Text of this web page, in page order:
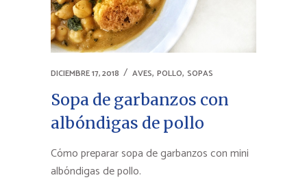
DICIEMBRE 17, 2018 AVES, POLLO, SOPAS
Sopa de garbanzos con
albóndigas de pollo
Cómo preparar sopa de garbanzos con mini
albóndigas de pollo.